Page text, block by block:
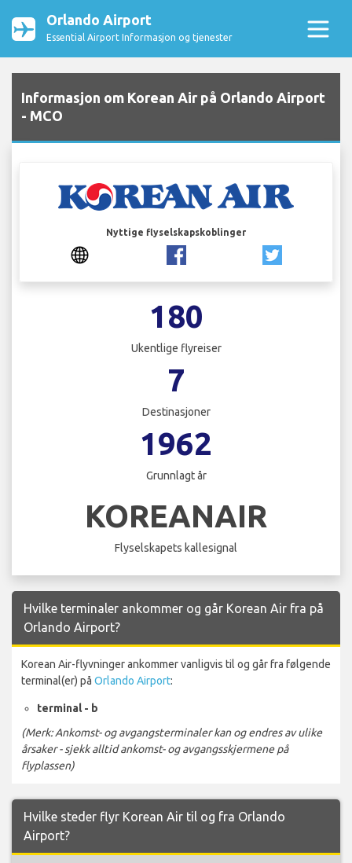
Orlando Airport
Essential Airport Informasjon og tjenester
Informasjon om Korean Air på Orlando Airport
- MCO
Nyttige flyselskapskoblinger
180
Ukentlige flyreiser
7
Destinasjoner
1962
Grunnlagt år
KOREANAIR
Flyselskapets kallesignal
Hvilke terminaler ankommer og går Korean Air fra på
Orlando Airport?
Korean Air-flyvninger ankommer vanligvis til og går fra følgende
terminal(er) på Orlando Airport:
terminal - b
(Merk: Ankomst- og avgangsterminaler kan og endres av ulike
årsaker - sjekk alltid ankomst- og avgangsskjermene på
flyplassen)
Hvilke steder flyr Korean Air til og fra Orlando
Airport?